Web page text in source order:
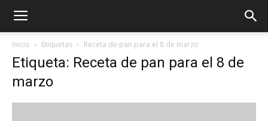
Inicio Etiquetas Receta de pan para el 8 de marzo
Etiqueta: Receta de pan para el 8 de
marzo